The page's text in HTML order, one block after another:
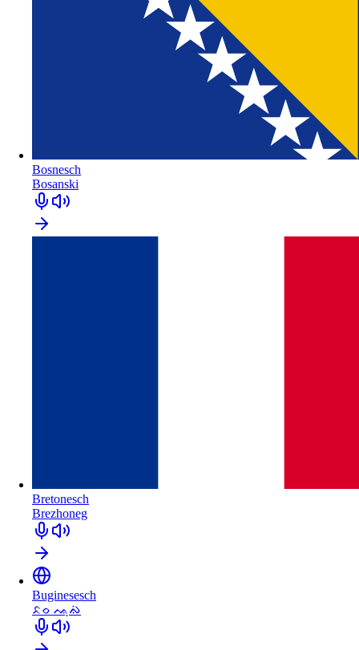
Bosnesch
Bosanski
Bretonesch
Brezhoneg
Buginesesch
ᨅᨔ ᨕᨘᨁᨗ